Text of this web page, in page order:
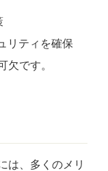
リティを確保
欠です。
は、多くのメリ